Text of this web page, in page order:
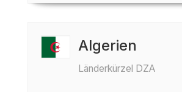
Algerien
Länderkürzel DZA